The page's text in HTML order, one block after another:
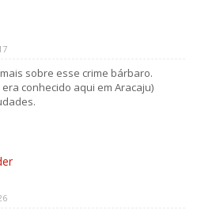
sobre esse crime bárbaro.
era conhecido aqui em Aracaju)